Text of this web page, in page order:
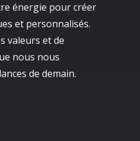
énergie pour créer
et personnalisés.
valeurs et de
nous nous
de demain.